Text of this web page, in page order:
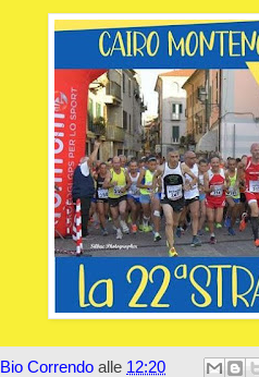
Bio Correndo alle 12:20